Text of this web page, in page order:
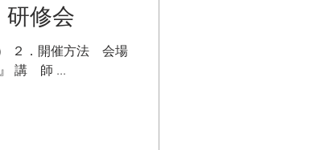
修会
２．開催方法 会場
参加とZoomを用いたリモート参加 ３．内 容 講 義 『季節ごとのよくある病気とその対応』 講 師 ...